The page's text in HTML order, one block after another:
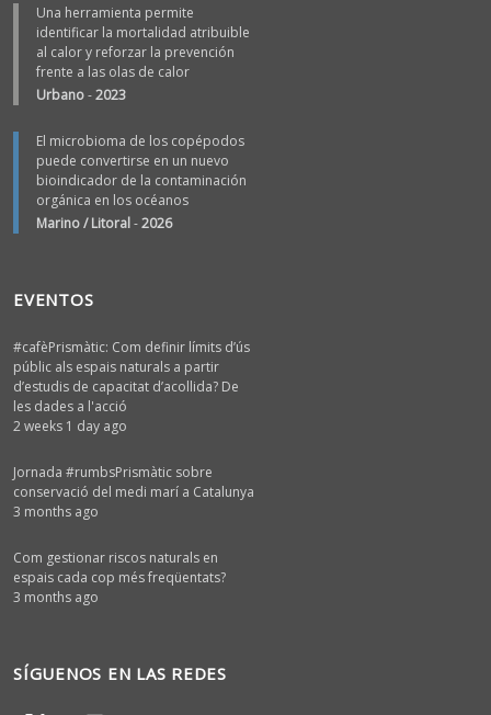
Una herramienta permite
identificar la mortalidad atribuible
al calor y reforzar la prevención
frente a las olas de calor
Urbano-2023
El microbioma de los copépodos
puede convertirse en un nuevo
bioindicador de la contaminación
orgánica en los océanos
Marino / Litoral-2026
EVENTOS
#cafèPrismàtic: Com definir límits d’ús
públic als espais naturals a partir
d’estudis de capacitat d’acollida? De
les dades a l'acció
2 weeks 1 day ago
Jornada #rumbsPrismàtic sobre
conservació del medi marí a Catalunya
3 months ago
Com gestionar riscos naturals en
espais cada cop més freqüentats?
3 months ago
SÍGUENOS EN LAS REDES